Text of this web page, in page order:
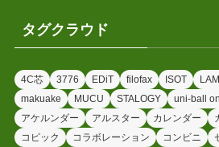
タグクラウド
4C芯 3776 EDiT filofax ISOT
makuake
MUCU STALOGY uni-ball
アケルンダー
アルスター カレンダー
コピック
コラボレーション コンビニ